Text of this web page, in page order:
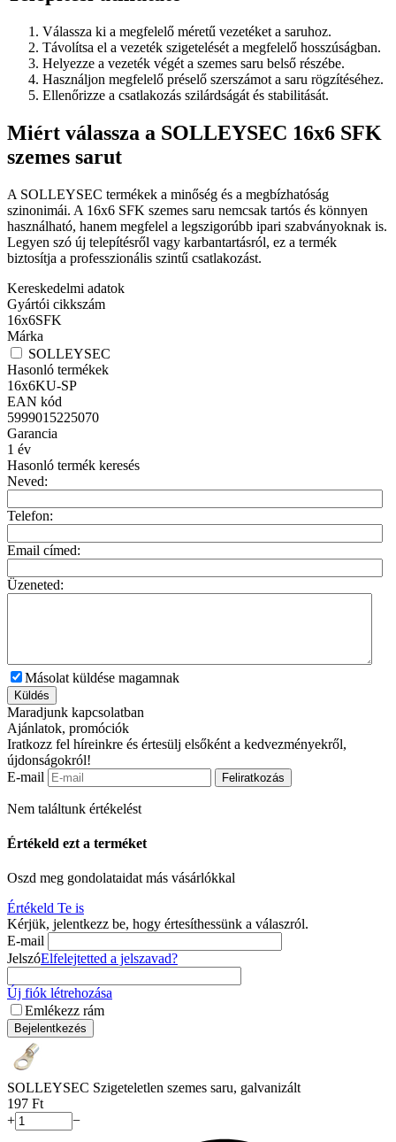
Válassza ki a megfelelő méretű vezetéket a saruhoz.
Távolítsa el a vezeték szigetelését a megfelelő hosszúságban.
Helyezze a vezeték végét a szemes saru belső részébe.
Használjon megfelelő préselő szerszámot a saru rögzítéséhez.
Ellenőrizze a csatlakozás szilárdságát és stabilitását.
Miért válassza a SOLLEYSEC 16x6 SFK
szemes sarut
A SOLLEYSEC termékek a minőség és a megbízhatóság
szinonimái. A 16x6 SFK szemes saru nemcsak tartós és könnyen
használható, hanem megfelel a legszigorúbb ipari szabványoknak is.
Legyen szó új telepítésről vagy karbantartásról, ez a termék
biztosítja a professzionális szintű csatlakozást.
Kereskedelmi adatok
Gyártói cikkszám
16x6SFK
Márka
SOLLEYSEC
Hasonló termékek
16x6KU-SP
EAN kód
5999015225070
Garancia
1 év
Hasonló termék keresés
Neved:
Telefon:
Email címed:
Üzeneted:
Másolat küldése magamnak
Küldés
Maradjunk kapcsolatban
Ajánlatok, promóciók
Iratkozz fel híreinkre és értesülj elsőként a kedvezményekről,
újdonságokról!
E-mail
Feliratkozás
Nem találtunk értékelést
Értékeld ezt a terméket
Oszd meg gondolataidat más vásárlókkal
Értékeld Te is
Kérjük, jelentkezz be, hogy értesíthessünk a válaszról.
E-mail
JelszóElfelejtetted a jelszavad?
Új fiók létrehozása
Emlékezz rám
Bejelentkezés
SOLLEYSEC Szigeteletlen szemes saru, galvanizált
‍197‍ Ft
+
−